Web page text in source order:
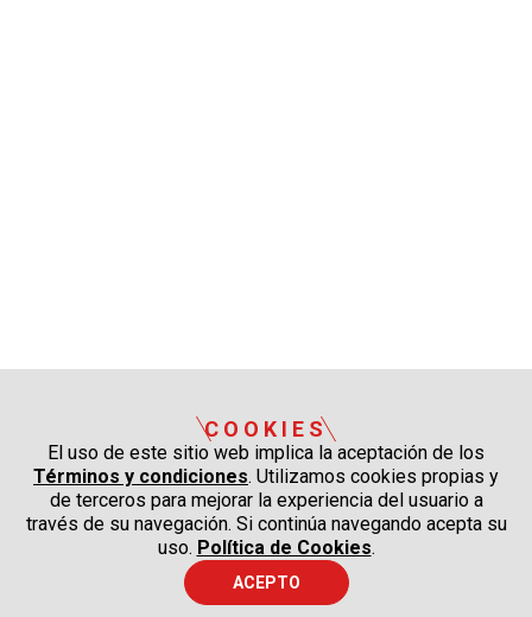
COOKIES
El uso de este sitio web implica la aceptación de los
Términos y condiciones. Utilizamos cookies propias y
de terceros para mejorar la experiencia del usuario a
través de su navegación. Si continúa navegando acepta su
uso. Política de Cookies.
ACEPTO